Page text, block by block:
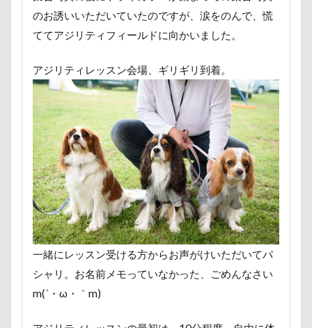
のお誘いいただいていたのですが、涙をのんで、慌
ててアジリティフィールドに向かいました。
アジリティレッスン会場、ギリギリ到着。
一緒にレッスン受ける方からお声がけいただいてパ
シャリ。お名前メモっていなかった、ごめんなさい
m(´・ω・｀m)
ラランくん
ララちゃん ラディちゃん
ライラちゃん
モネちゃん ライムちゃん
ユウくん
モンブラン モモちゃん
常磐道
フォトコンテスト
芝桜 苺ちゃん
英国淑女
花闊歩
花菖蒲 花の里 花 芦田愛菜
舎人公園ドッグラン
舎人公園 舌出し
自業自
腕枕
脱出 能登 茂原市 茨城県
蛇口
蘭ちゃん 藤田りか子 薔薇
蕨駅
蓼科 茶花茶花
蓮田市 葛飾区
茶太郎くん
萌華ちゃん
萌ちゃん 菜の花 草津温泉
茶屋
胸の飾り毛 育成 被り物
立山町
米沢牛ステーキレストラン un
節分 筑西市